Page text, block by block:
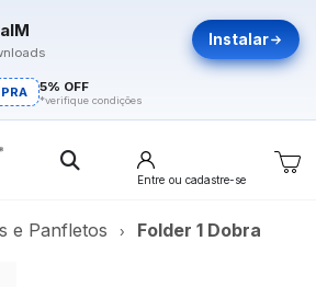
Instalar
5% OFF
*verifique condições
Entre ou cadastre-se
e Panfletos Folder 1 Dobra